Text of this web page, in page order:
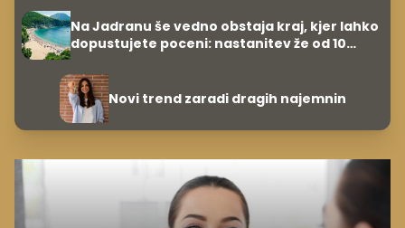
Na Jadranu še vedno obstaja kraj, kjer lahko
dopustujete poceni: nastanitev že od 10
Novi trend zaradi dragih najemnin